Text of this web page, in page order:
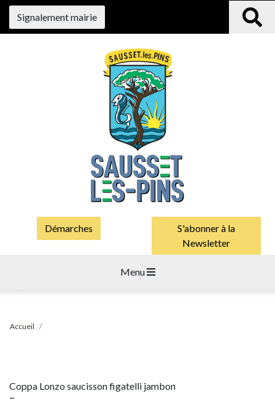
Signalement mairie
Démarches
S'abonner à la
Newsletter
Menu
Accueil
Coppa Lonzo saucisson figatelli jambon